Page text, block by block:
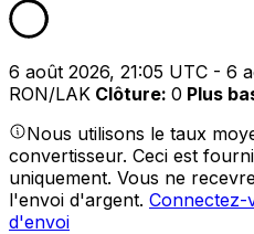
6 août 2026, 21:05 UTC - 6
RON/LAK Clôture: 0 Plus
Nous utilisons le taux
convertisseur. Ceci est
uniquement. Vous ne
l'envoi d'argent. Connectez-
d'envoi